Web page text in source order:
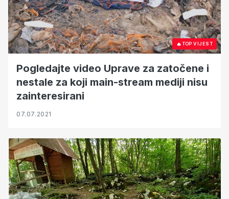
🔥TOP VIJEST
Pogledajte video Uprave za zatočene i
nestale za koji main-stream mediji nisu
zainteresirani
07.07.2021